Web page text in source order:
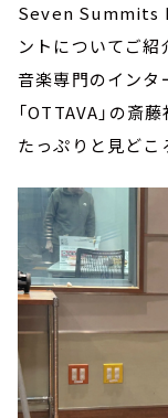
Seven Summits
ントについてご紹
音楽専門のインタ
「OTTAVA」の斎
たっぷりと見どこ